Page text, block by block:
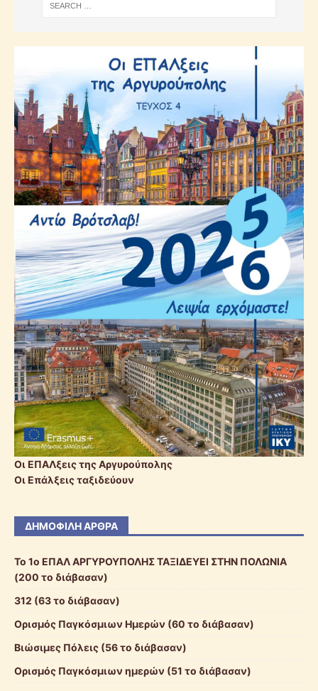
Οι ΕΠΑΛξεις της Αργυρούπολης
Οι Επάλξεις ταξιδεύουν
ΔΗΜΟΦΙΛΉ ΆΡΘΡΑ
To 1o ΕΠΑΛ ΑΡΓΥΡΟΥΠΟΛΗΣ ΤΑΞΙΔΕΥΕΙ ΣΤΗΝ ΠΟΛΩΝΙΑ
(200 το διάβασαν)
312 (63 το διάβασαν)
Ορισμός Παγκόσμιων Ημερών (60 το διάβασαν)
Βιώσιμες Πόλεις (56 το διάβασαν)
Ορισμός Παγκόσμιων ημερών (51 το διάβασαν)